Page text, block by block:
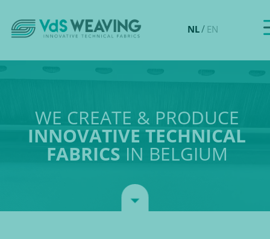
NL/ EN
WE CREATE & PRODUCE
INNOVATIVE TECHNICAL
FABRICS IN BELGIUM